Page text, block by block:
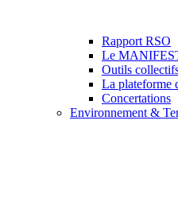
Rapport RSO
Le
Outils
La plateforme
Concertations
Environnement &